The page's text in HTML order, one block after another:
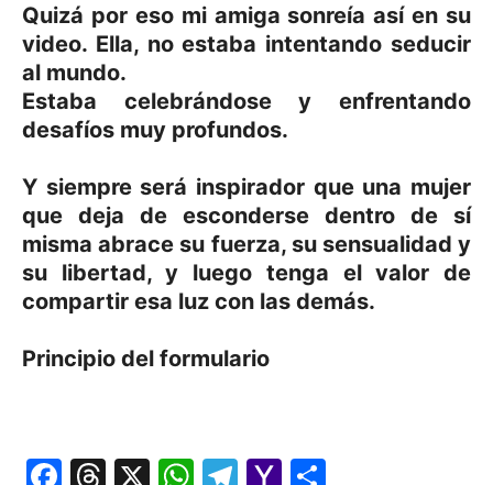
Quizá por eso mi amiga sonreía así en su
video. Ella, no estaba intentando seducir
al mundo.
Estaba celebrándose y enfrentando
desafíos muy profundos.
Y siempre será inspirador que una mujer
que deja de esconderse dentro de sí
misma abrace su fuerza, su sensualidad y
su libertad, y luego tenga el valor de
compartir esa luz con las demás.
Principio del formulario
Facebook
Threads
X WhatsApp
Telegram
Yahoo